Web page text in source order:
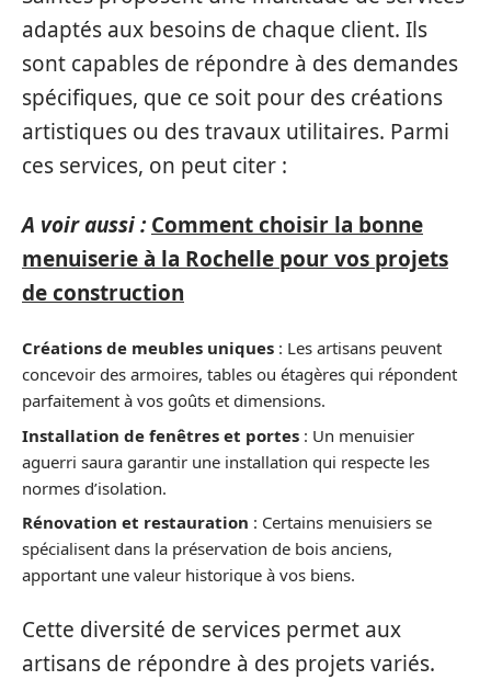
adaptés aux besoins de chaque client. Ils
sont capables de répondre à des demandes
spécifiques, que ce soit pour des créations
artistiques ou des travaux utilitaires. Parmi
ces services, on peut citer :
A voir aussi : Comment choisir la bonne
menuiserie à la Rochelle pour vos projets
de construction
Créations de meubles uniques : Les artisans peuvent
concevoir des armoires, tables ou étagères qui répondent
parfaitement à vos goûts et dimensions.
Installation de fenêtres et portes : Un menuisier
aguerri saura garantir une installation qui respecte les
normes d’isolation.
Rénovation et restauration : Certains menuisiers se
spécialisent dans la préservation de bois anciens,
apportant une valeur historique à vos biens.
Cette diversité de services permet aux
artisans de répondre à des projets variés.